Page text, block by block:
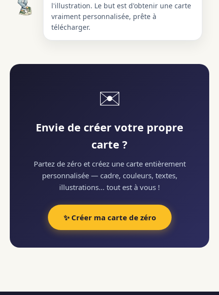
l'illustration. Le but est d'obtenir une carte
vraiment personnalisée, prête à
télécharger.
✉️
Envie de créer votre propre
carte ?
Partez de zéro et créez une carte entièrement
personnalisée — cadre, couleurs, textes,
illustrations… tout est à vous !
✨ Créer ma carte de zéro